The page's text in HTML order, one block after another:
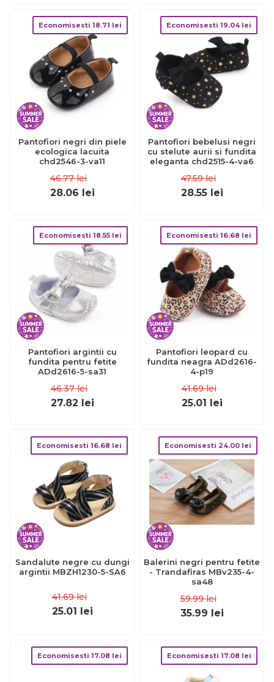
Economisesti 18.71 lei
Pantofiori negri din piele
ecologica lacuita
chd2546-3-va11
46.77 lei
28.06 lei
Economisesti 19.04 lei
Pantofiori bebelusi negri
cu stelute aurii si fundita
eleganta chd2515-4-va6
47.59 lei
28.55 lei
Economisesti 18.55 lei
Pantofiori argintii cu
fundita pentru fetite
ADd2616-5-sa31
46.37 lei
27.82 lei
Economisesti 16.68 lei
Pantofiori leopard cu
fundita neagra ADd2616-
4-p19
41.69 lei
25.01 lei
Economisesti 16.68 lei
Sandalute negre cu dungi
argintii MBZH1230-5-SA6
41.69 lei
25.01 lei
Economisesti 24.00 lei
Balerini negri pentru fetite
- Trandafiras MBv235-4-
sa48
59.99 lei
35.99 lei
Economisesti 17.08 lei Economisesti 17.08 lei